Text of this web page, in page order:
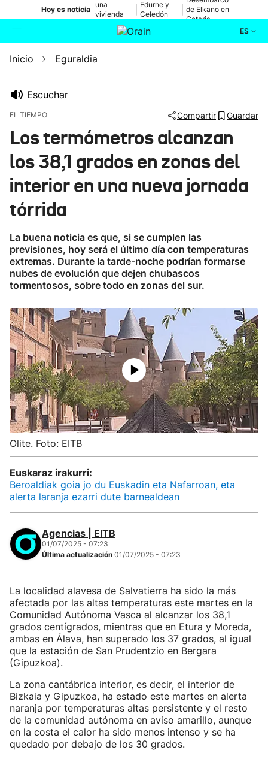
Hoy es noticia
una
vivienda
de Bilbao
Edurne y
Celedón
de Elkano en
Getaria
ES
Buscador
Ikusmiran
Eguraldia
Inicio Eguraldia
Escuchar
EL TIEMPO Compartir Guardar
Los termómetros alcanzan
los 38,1 grados en zonas del
interior en una nueva jornada
tórrida
La buena noticia es que, si se cumplen las
previsiones, hoy será el último día con temperaturas
extremas. Durante la tarde-noche podrían formarse
nubes de evolución que dejen chubascos
tormentosos, sobre todo en zonas del sur.
Olite. Foto: EITB
Euskaraz irakurri:
Beroaldiak goia jo du Euskadin eta Nafarroan, eta
alerta laranja ezarri dute barnealdean
Agencias | EITB
01/07/2025 - 07:23
Última actualización 01/07/2025 - 07:23
La localidad alavesa de Salvatierra ha sido la más
afectada por las altas temperaturas este martes en la
Comunidad Autónoma Vasca al alcanzar los 38,1
grados centígrados, mientras que en Etura y Moreda,
ambas en Álava, han superado los 37 grados, al igual
que la estación de San Prudentzio en Bergara
(Gipuzkoa).
La zona cantábrica interior, es decir, el interior de
Bizkaia y Gipuzkoa, ha estado este martes en alerta
naranja por temperaturas altas persistente y el resto
de la comunidad autónoma en aviso amarillo, aunque
en la costa el calor ha sido menos intenso y se ha
quedado por debajo de los 30 grados.